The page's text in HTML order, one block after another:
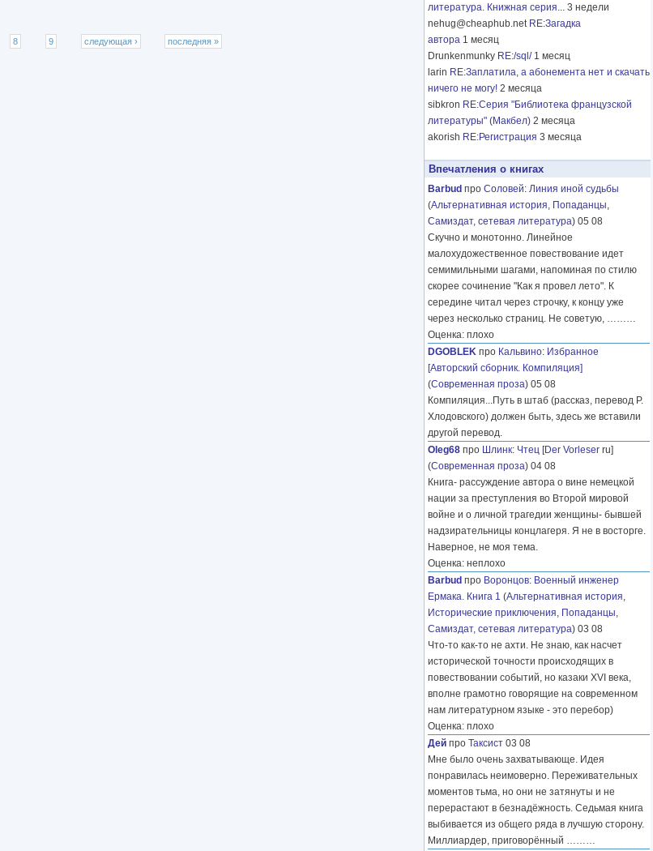
8 9 следующая › последняя »
литература. Книжная серия... 3 недели
nehug@cheaphub.net RE:Загадка
автора 1 месяц
Drunkenmunky RE:/sql/ 1 месяц
larin RE:Заплатила, а абонемента нет и скачать
ничего не могу! 2 месяца
sibkron RE:Серия "Библиотека французской
литературы" (Макбел) 2 месяца
akorish RE:Регистрация 3 месяца
Впечатления о книгах
Barbud про Соловей: Линия иной судьбы
(Альтернативная история, Попаданцы,
Самиздат, сетевая литература) 05 08
Скучно и монотонно. Линейное
малохудожественное повествование идет
семимильными шагами, напоминая по стилю
скорее сочинение "Как я провел лето". К
середине читал через строчку, к концу уже
через несколько страниц. Не советую, ………
Оценка: плохо
DGOBLEK про Кальвино: Избранное
[Авторский сборник. Компиляция]
(Современная проза) 05 08
Компиляция...Путь в штаб (рассказ, перевод Р.
Хлодовского) должен быть, здесь же вставили
другой перевод.
Oleg68 про Шлинк: Чтец [Der Vorleser ru]
(Современная проза) 04 08
Книга- рассуждение автора о вине немецкой
нации за преступления во Второй мировой
войне и о личной трагедии женщины- бывшей
надзирательницы концлагеря. Я не в восторге.
Наверное, не моя тема.
Оценка: неплохо
Barbud про Воронцов: Военный инженер
Ермака. Книга 1 (Альтернативная история,
Исторические приключения, Попаданцы,
Самиздат, сетевая литература) 03 08
Что-то как-то не ахти. Не знаю, как насчет
исторической точности происходящих в
повествовании событий, но казаки XVI века,
вполне грамотно говорящие на современном
нам литературном языке - это перебор)
Оценка: плохо
Дей про Таксист 03 08
Мне было очень захватывающе. Идея
понравилась неимоверно. Переживательных
моментов тьма, но они не затянуты и не
перерастают в безнадёжность. Седьмая книга
выбивается из общего ряда в лучшую сторону.
Миллиардер, приговорённый ………